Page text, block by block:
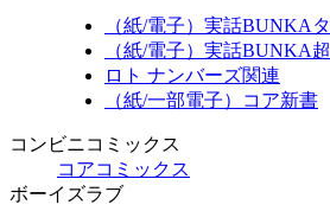
（紙/電子）実話BUNKA
（紙/電子）実話BUNKA
ロト ナンバーズ関連
（紙/一部電子）コア新書
コンビニコミックス
コアコミックス
ボーイズラブ